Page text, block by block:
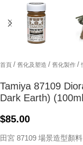
首頁 / 舊化及塑造 / 舊化製作 /
Tamiya 87109
Dark Earth)
$85.00
田宮 87109 場景造型顏